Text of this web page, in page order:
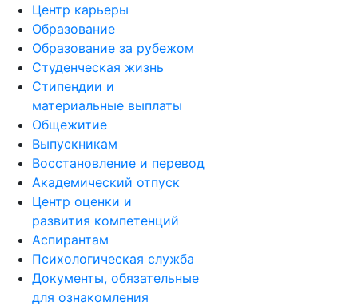
Центр карьеры
Образование
Образование за рубежом
Студенческая жизнь
Стипендии и
материальные выплаты
Общежитие
Выпускникам
Восстановление и перевод
Академический отпуск
Центр оценки и
развития компетенций
Аспирантам
Психологическая служба
Документы, обязательные
для ознакомления